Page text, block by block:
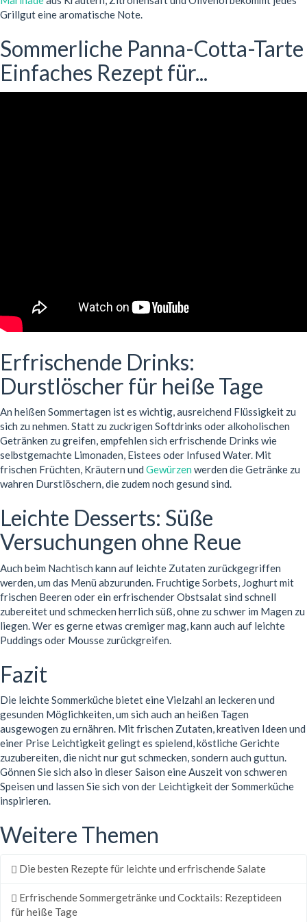
Grillgut eine aromatische Note.
Sommerliche Panna-Cotta-Tarte
Einfaches Rezept für...
Erfrischende Drinks:
Durstlöscher für heiße Tage
An heißen Sommertagen ist es wichtig, ausreichend Flüssigkeit zu
sich zu nehmen. Statt zu zuckrigen Softdrinks oder alkoholischen
Getränken zu greifen, empfehlen sich erfrischende Drinks wie
selbstgemachte Limonaden, Eistees oder Infused Water. Mit
frischen Früchten, Kräutern und Gewürzen werden die Getränke zu
wahren Durstlöschern, die zudem noch gesund sind.
Leichte Desserts: Süße
Versuchungen ohne Reue
Auch beim Nachtisch kann auf leichte Zutaten zurückgegriffen
werden, um das Menü abzurunden. Fruchtige Sorbets, Joghurt mit
frischen Beeren oder ein erfrischender Obstsalat sind schnell
zubereitet und schmecken herrlich süß, ohne zu schwer im Magen zu
liegen. Wer es gerne etwas cremiger mag, kann auch auf leichte
Puddings oder Mousse zurückgreifen.
Fazit
Die leichte Sommerküche bietet eine Vielzahl an leckeren und
gesunden Möglichkeiten, um sich auch an heißen Tagen
ausgewogen zu ernähren. Mit frischen Zutaten, kreativen Ideen und
einer Prise Leichtigkeit gelingt es spielend, köstliche Gerichte
zuzubereiten, die nicht nur gut schmecken, sondern auch guttun.
Gönnen Sie sich also in dieser Saison eine Auszeit von schweren
Speisen und lassen Sie sich von der Leichtigkeit der Sommerküche
inspirieren.
Weitere Themen
Die besten Rezepte für leichte und erfrischende Salate
Erfrischende Sommergetränke und Cocktails: Rezeptideen
für heiße Tage